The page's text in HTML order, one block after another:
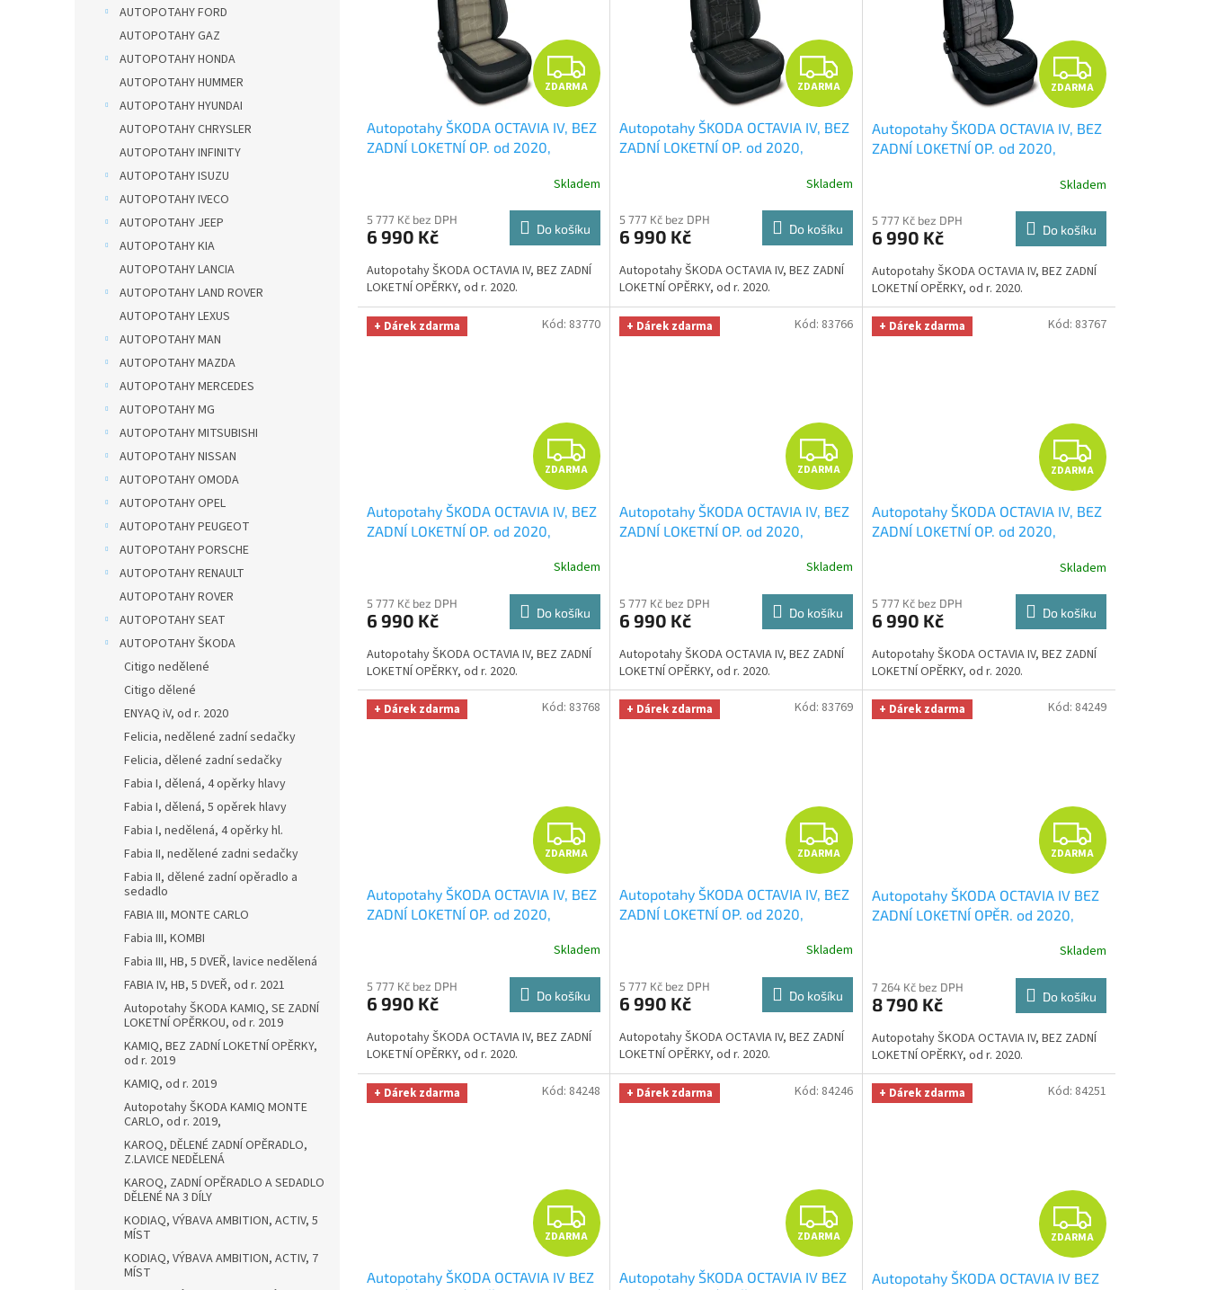
AUTOPOTAHY FORD
AUTOPOTAHY GAZ
AUTOPOTAHY HONDA
AUTOPOTAHY HUMMER
AUTOPOTAHY HYUNDAI
AUTOPOTAHY CHRYSLER
AUTOPOTAHY INFINITY
AUTOPOTAHY ISUZU
AUTOPOTAHY IVECO
AUTOPOTAHY JEEP
AUTOPOTAHY KIA
AUTOPOTAHY LANCIA
AUTOPOTAHY LAND ROVER
AUTOPOTAHY LEXUS
AUTOPOTAHY MAN
AUTOPOTAHY MAZDA
AUTOPOTAHY MERCEDES
AUTOPOTAHY MG
AUTOPOTAHY MITSUBISHI
AUTOPOTAHY NISSAN
AUTOPOTAHY OMODA
AUTOPOTAHY OPEL
AUTOPOTAHY PEUGEOT
AUTOPOTAHY PORSCHE
AUTOPOTAHY RENAULT
AUTOPOTAHY ROVER
AUTOPOTAHY SEAT
AUTOPOTAHY ŠKODA
Citigo nedělené
Citigo dělené
ENYAQ iV, od r. 2020
Felicia, nedělené zadní sedačky
Felicia, dělené zadní sedačky
Fabia I, dělená, 4 opěrky hlavy
Fabia I, dělená, 5 opěrek hlavy
Fabia I, nedělená, 4 opěrky hl.
Fabia II, nedělené zadni sedačky
Fabia II, dělené zadní opěradlo a
sedadlo
FABIA III, MONTE CARLO
Fabia III, KOMBI
Fabia III, HB, 5 DVEŘ, lavice nedělená
FABIA IV, HB, 5 DVEŘ, od r. 2021
Autopotahy ŠKODA KAMIQ, SE ZADNÍ
LOKETNÍ OPĚRKOU, od r. 2019
KAMIQ, BEZ ZADNÍ LOKETNÍ OPĚRKY,
od r. 2019
KAMIQ, od r. 2019
Autopotahy ŠKODA KAMIQ MONTE
CARLO, od r. 2019,
KAROQ, DĚLENÉ ZADNÍ OPĚRADLO,
Z.LAVICE NEDĚLENÁ
KAROQ, ZADNÍ OPĚRADLO A SEDADLO
DĚLENÉ NA 3 DÍLY
KODIAQ, VÝBAVA AMBITION, ACTIV, 5
MÍST
KODIAQ, VÝBAVA AMBITION, ACTIV, 7
MÍST
Z
D
A
R
M
A
ZDARMA
Autopotahy ŠKODA OCTAVIA IV, BEZ
ZADNÍ LOKETNÍ OP. od 2020,
+ OPTIMÁL utěrka na auto i úklid
Smart Microfiber zdarma v hodnotě
329,-Kč
Skladem
5 777 Kč bez DPH
6 990 Kč Do košíku
Autopotahy ŠKODA OCTAVIA IV, BEZ ZADNÍ
LOKETNÍ OPĚRKY, od r. 2020.
Z
D
A
R
M
A
ZDARMA
Autopotahy ŠKODA OCTAVIA IV, BEZ
ZADNÍ LOKETNÍ OP. od 2020,
OPTIMÁL utěrka na auto i úklid
Smart Microfiber zdarma v hodnotě
329,-Kč
Skladem
5 777 Kč bez DPH
6 990 Kč Do košíku
Autopotahy ŠKODA OCTAVIA IV, BEZ ZADNÍ
LOKETNÍ OPĚRKY, od r. 2020.
Z
D
A
R
M
A
ZDARMA
Autopotahy ŠKODA OCTAVIA IV, BEZ
ZADNÍ LOKETNÍ OP. od 2020,
OPTIMÁL utěrka na auto i úklid
Smart Microfiber zdarma v hodnotě
329,-Kč
Skladem
5 777 Kč bez DPH
6 990 Kč Do košíku
Autopotahy ŠKODA OCTAVIA IV, BEZ ZADNÍ
LOKETNÍ OPĚRKY, od r. 2020.
+ Dárek zdarma
Z
D
A
R
M
A
ZDARMA
Autopotahy ŠKODA OCTAVIA IV, BEZ
ZADNÍ LOKETNÍ OP. od 2020,
OPTIMÁL utěrka na auto i úklid
329,-Kč
Skladem
5 777 Kč bez DPH
6 990 Kč Do košíku
Autopotahy ŠKODA OCTAVIA IV, BEZ ZADNÍ
LOKETNÍ OPĚRKY, od r. 2020.
Kód: 83770 + Dárek zdarma
Z
D
A
R
M
A
ZDARMA
Autopotahy ŠKODA OCTAVIA IV, BEZ
ZADNÍ LOKETNÍ OP. od 2020,
OPTIMÁL utěrka na auto i úklid
329,-Kč
Skladem
5 777 Kč bez DPH
6 990 Kč Do košíku
Autopotahy ŠKODA OCTAVIA IV, BEZ ZADNÍ
LOKETNÍ OPĚRKY, od r. 2020.
Kód: 83766 + Dárek zdarma
Z
D
A
R
M
A
ZDARMA
Autopotahy ŠKODA OCTAVIA IV, BEZ
ZADNÍ LOKETNÍ OP. od 2020,
OPTIMÁL utěrka na auto i úklid
Smart Microfiber zdarma v hodnotě
329,-Kč
Skladem
5 777 Kč bez DPH
6 990 Kč Do košíku
Autopotahy ŠKODA OCTAVIA IV, BEZ ZADNÍ
LOKETNÍ OPĚRKY, od r. 2020.
Kód: 83767
+ Dárek zdarma
Z
D
A
R
M
A
ZDARMA
Autopotahy ŠKODA OCTAVIA IV, BEZ
ZADNÍ LOKETNÍ OP. od 2020,
OPTIMÁL utěrka na auto i úklid
Smart Microfiber zdarma v hodnotě
329,-Kč
Skladem
5 777 Kč bez DPH
6 990 Kč Do košíku
Autopotahy ŠKODA OCTAVIA IV, BEZ ZADNÍ
LOKETNÍ OPĚRKY, od r. 2020.
Kód: 83768 + Dárek zdarma
Z
D
A
R
M
A
ZDARMA
Autopotahy ŠKODA OCTAVIA IV, BEZ
ZADNÍ LOKETNÍ OP. od 2020,
OPTIMÁL utěrka na auto i úklid
Smart Microfiber zdarma v hodnotě
329,-Kč
Skladem
5 777 Kč bez DPH
6 990 Kč Do košíku
Autopotahy ŠKODA OCTAVIA IV, BEZ ZADNÍ
LOKETNÍ OPĚRKY, od r. 2020.
Kód: 83769 + Dárek zdarma
Z
D
A
R
M
A
ZDARMA
Autopotahy ŠKODA OCTAVIA IV BEZ
ZADNÍ LOKETNÍ OPĚR. od 2020,
OPTIMÁL utěrka na auto i úklid
329,-Kč
Skladem
7 264 Kč bez DPH
8 790 Kč Do košíku
Autopotahy ŠKODA OCTAVIA IV, BEZ ZADNÍ
LOKETNÍ OPĚRKY, od r. 2020.
Kód: 84249
+ Dárek zdarma
Z
D
ZDARMA
Autopotahy ŠKODA OCTAVIA IV BEZ
Kód: 84248 + Dárek zdarma
Z
D
ZDARMA
Autopotahy ŠKODA OCTAVIA IV BEZ
Kód: 84246 + Dárek zdarma
Z
D
ZDARMA
Autopotahy ŠKODA OCTAVIA IV BEZ
Kód: 84251